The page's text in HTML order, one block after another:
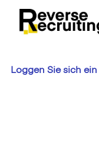
content
Loggen Sie sich ein